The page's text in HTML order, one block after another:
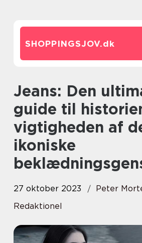
SHOPPINGSJOV.dk
Jeans: Den ultimative
guide til
vigtigheden af
ikoniske
27 oktober 2023
Peter
Redaktionel